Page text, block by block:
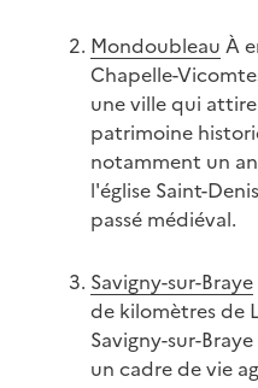
Mondoubleau À
Chapelle-
une ville qui
patrimoine
notamment un
l'église Saint-
passé médiéval.
Savigny-sur-Braye
de kilomètres de
Savigny-sur-
un cadre de vie